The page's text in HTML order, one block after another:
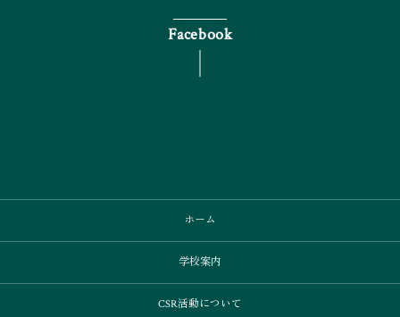
Facebook
ホーム
学校案内
CSR活動について